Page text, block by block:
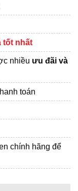
tốt nhất
nhiều ưu đãi và
toán
chính hãng để